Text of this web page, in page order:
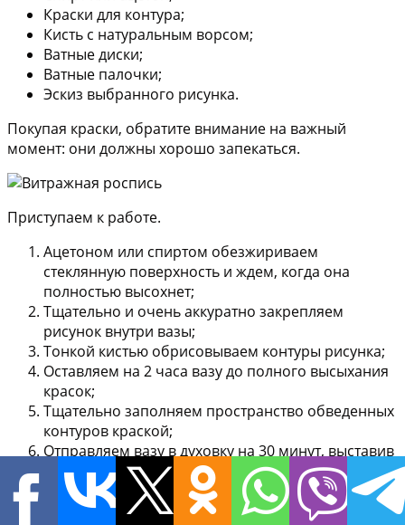
Краски для контура;
Кисть с натуральным ворсом;
Ватные диски;
Ватные палочки;
Эскиз выбранного рисунка.
Покупая краски, обратите внимание на важный
момент: они должны хорошо запекаться.
Приступаем к работе.
Ацетоном или спиртом обезжириваем
стеклянную поверхность и ждем, когда она
полностью высохнет;
Тщательно и очень аккуратно закрепляем
рисунок внутри вазы;
Тонкой кистью обрисовываем контуры рисунка;
Оставляем на 2 часа вазу до полного высыхания
красок;
Тщательно заполняем пространство обведенных
контуров краской;
Отправляем вазу в духовку на 30 минут, выставив
температуру в 150 градусов.
Красивая ваза для именинника с витражным